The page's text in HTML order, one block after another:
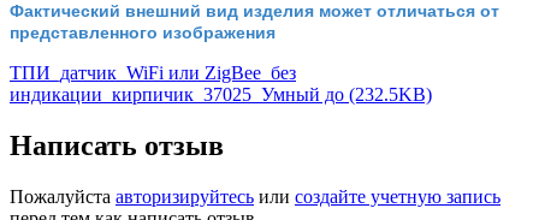
Фактический внешний вид изделия может отличаться от
представленного изображения
ТПИ_датчик_WiFi или ZigBee_без
индикации_кирпичик_37025_Умный до (232.5KB)
Написать отзыв
Пожалуйста авторизируйтесь или создайте учетную запись